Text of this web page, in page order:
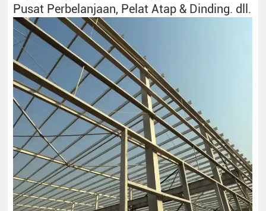
Pusat Perbelanjaan, Pelat Atap & Dinding. dll.